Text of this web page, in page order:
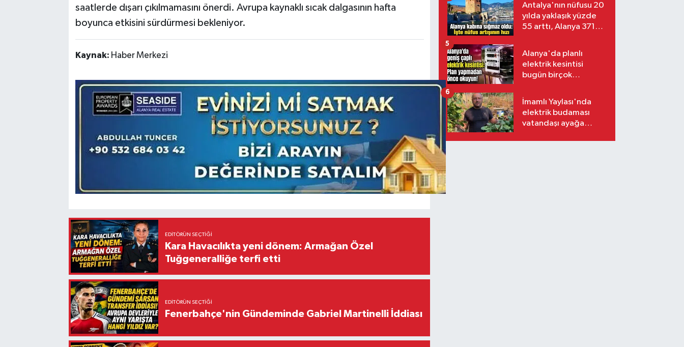
saatlerde dışarı çıkılmamasını önerdi. Avrupa kaynaklı sıcak dalgasının hafta
boyunca etkisini sürdürmesi bekleniyor.
Kaynak: Haber Merkezi
EDITÖRÜN SEÇTIĞI
Kara Havacılıkta yeni dönem: Armağan Özel
Tuğgeneralliğe terfi etti
EDITÖRÜN SEÇTIĞI
Fenerbahçe'nin Gündeminde Gabriel Martinelli İddiası
Antalya'nın nüfusu 20
yılda yaklaşık yüzde
55 arttı, Alanya 371
Alanya'da planlı
elektrik kesintisi
bugün birçok
5
İmamlı Yaylası'nda
elektrik budaması
vatandaşı ayağa
6